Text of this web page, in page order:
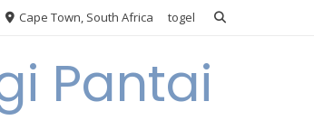
Cape Town, South Africa togel
Pantai